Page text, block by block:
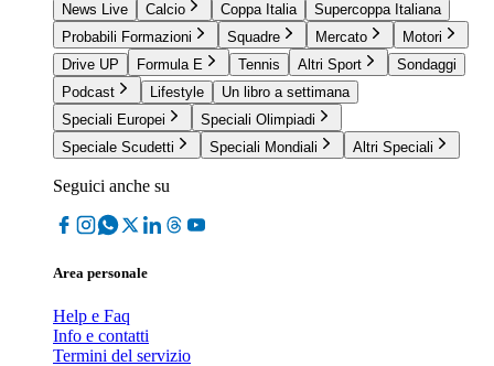
News Live
Calcio Coppa Italia
Supercoppa Italiana
Probabili Formazioni
Squadre Mercato
Motori
Drive UP
Formula E Tennis Altri Sport
Sondaggi
Podcast
Lifestyle
Un libro a settimana
Speciali Europei
Speciali Olimpiadi
Speciale Scudetti
Speciali Mondiali Altri Speciali
Seguici anche su
Area personale
Help e Faq
Info e contatti
Termini del servizio